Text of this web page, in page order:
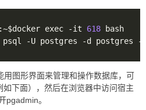
exec -it 618
# psql -U postgres -d postgres
用图形界面来管理和操作数据库，可
如下面），然后在浏览器中访问宿主
pgadmin。